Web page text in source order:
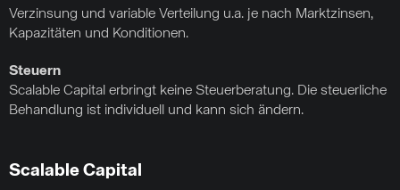
Verzinsung und variable Verteilung u.a. je nach Marktzinsen,
Kapazitäten und Konditionen.
Steuern
Scalable Capital erbringt keine Steuerberatung. Die steuerliche
Behandlung ist individuell und kann sich ändern.
Scalable Capital